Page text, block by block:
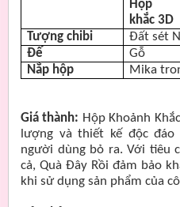
Hộp
khắc 3D
Tượng chibi
Đất sét
Đế
Gỗ
Nắp hộp
Mika
Giá thành: Hộp Khoảnh
lượng và thiết kế độc
người dùng bỏ ra. Với tiêu
cả, Quà Đây Rồi đảm bảo
khi sử dụng sản phẩm của